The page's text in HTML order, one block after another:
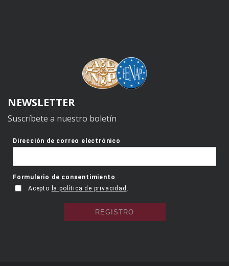
NEWSLETTER
Suscríbete a nuestro boletín